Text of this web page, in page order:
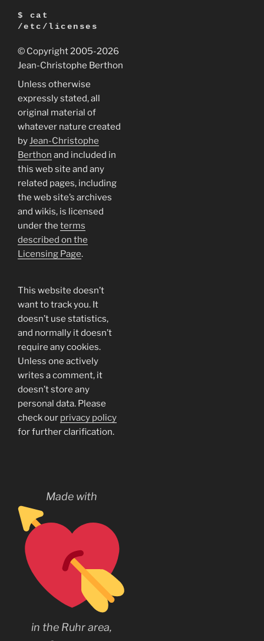
$ cat
/etc/licenses
© Copyright 2005-2026
Jean-Christophe Berthon
Unless otherwise
expressly stated, all
original material of
whatever nature created
byJean-Christophe
Berthon and included in
this web site and any
related pages, including
the web site’s archives
and wikis, is licensed
under the terms
described on the
Licensing Page.
This website doesn’t
want to track you. It
doesn’t use statistics,
and normally it doesn’t
require any cookies.
Unless one actively
writes a comment, it
doesn’t store any
personal data. Please
check our privacy policy
for further clarification.
Made with
in the Ruhr area,